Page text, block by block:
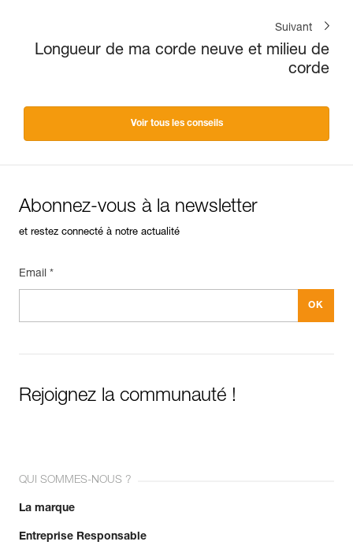
Suivant
Longueur de ma corde neuve et milieu de
corde
Voir tous les conseils
Abonnez-vous à la newsletter
et restez connecté à notre actualité
Email *
Rejoignez la communauté !
QUI SOMMES-NOUS ?
La marque
Entreprise Responsable